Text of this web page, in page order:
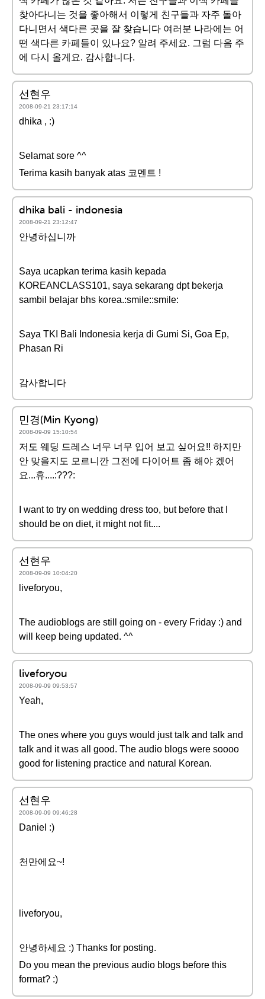
찾아다니는 것을 좋아해서 이렇게 친구들과 자주 돌아
다니면서 색다른 곳을 잘 찾습니다 여러분 나라에는 어
떤 색다른 카페들이 있나요? 알려 주세요. 그럼 다음 주
에 다시 올게요. 감사합니다.
선현우
2008-09-21 23:17:14
dhika , :)
Selamat sore ^^
Terima kasih banyak atas 코멘트 !
dhika bali - indonesia
2008-09-21 23:12:47
안녕하십니까
Saya ucapkan terima kasih kepada
KOREANCLASS101, saya sekarang dpt bekerja
sambil belajar bhs korea.:smile::smile:
Saya TKI Bali Indonesia kerja di Gumi Si, Goa Ep,
Phasan Ri
감사합니다
민경(Min Kyong)
2008-09-09 15:10:54
저도 웨딩 드레스 너무 너무 입어 보고 싶어요!! 하지만
안 맞을지도 모르니깐 그전에 다이어트 좀 해야 겠어
요...휴....:???:
I want to try on wedding dress too, but before that I
should be on diet, it might not fit....
선현우
2008-09-09 10:04:20
liveforyou,
The audioblogs are still going on - every Friday :) and
will keep being updated. ^^
liveforyou
2008-09-09 09:53:57
Yeah,
The ones where you guys would just talk and talk and
talk and it was all good. The audio blogs were soooo
good for listening practice and natural Korean.
선현우
2008-09-09 09:46:28
Daniel :)
천만에요~!
liveforyou,
안녕하세요 :) Thanks for posting.
Do you mean the previous audio blogs before this
format? :)